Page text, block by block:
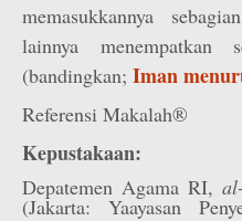
memasukkannya
lainnya menempatkan
(bandingkan; Iman
Referensi Makalah®
Kepustakaan:
Depatemen Agama RI,
(Jakarta: Yaayasan